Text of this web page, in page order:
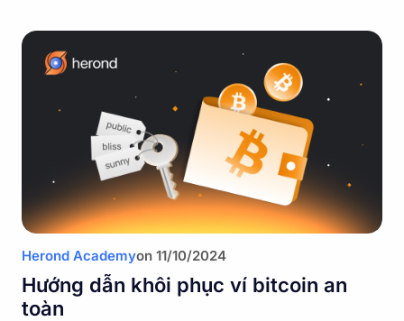
Herond Academyon 11/10/2024
Hướng dẫn khôi phục ví bitcoin an
toàn